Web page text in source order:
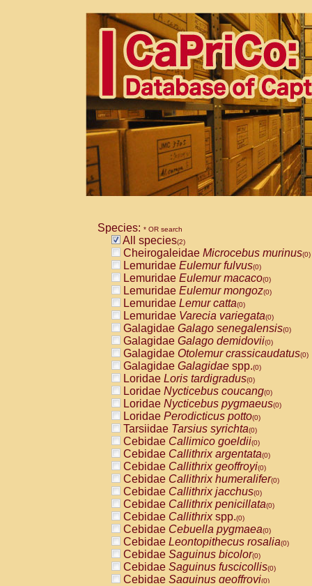
Species: * OR search
All species(2)
Cheirogaleidae Microcebus murinus(0)
Lemuridae Eulemur fulvus(0)
Lemuridae Eulemur macaco(0)
Lemuridae Eulemur mongoz(0)
Lemuridae Lemur catta(0)
Lemuridae Varecia variegata(0)
Galagidae Galago senegalensis(0)
Galagidae Galago demidovii(0)
Galagidae Otolemur crassicaudatus(0)
Galagidae Galagidae spp.(0)
Loridae Loris tardigradus(0)
Loridae Nycticebus coucang(0)
Loridae Nycticebus pygmaeus(0)
Loridae Perodicticus potto(0)
Tarsiidae Tarsius syrichta(0)
Cebidae Callimico goeldii(0)
Cebidae Callithrix argentata(0)
Cebidae Callithrix geoffroyi(0)
Cebidae Callithrix humeralifer(0)
Cebidae Callithrix jacchus(0)
Cebidae Callithrix penicillata(0)
Cebidae Callithrixspp.(0)
Cebidae Cebuella pygmaea(0)
Cebidae Leontopithecus rosalia(0)
Cebidae Saguinus bicolor(0)
Cebidae Saguinus fuscicollis(0)
Cebidae Saguinus geoffroyi(0)